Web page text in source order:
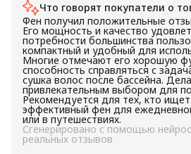
4 звезды
3 звезды
2 звезды
1 звезда
Что говорят покупатели о
Фен получил положительные
Его мощность и качество
потребности большинства
компактный и удобный для
Многие отмечают его хорошую
способность справляться с
сушка волос после бассейна.
привлекательным выбором для
Рекомендуется для тех, кто
эффективный фен для
или в путешествиях.
Сгенерировано с помощью
реальных отзывов